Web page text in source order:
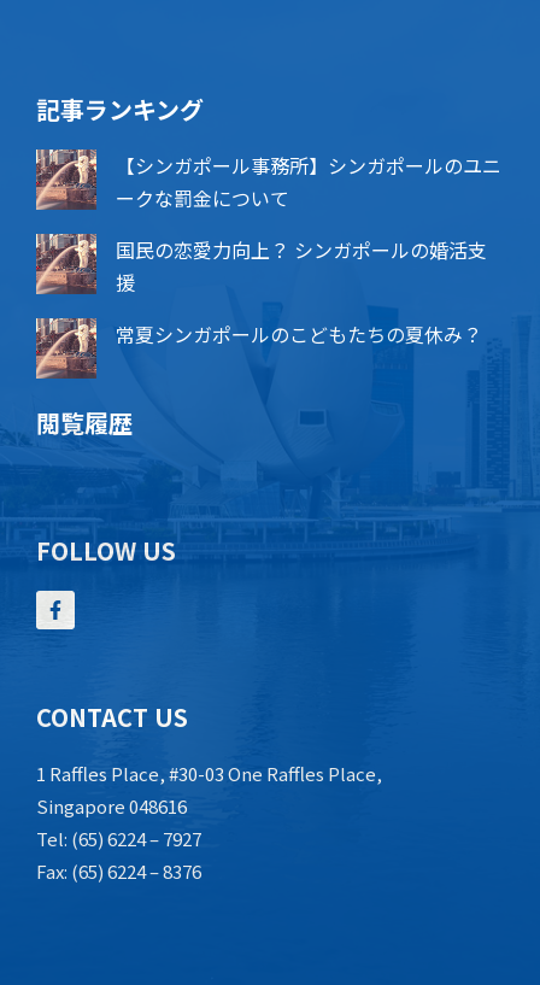
記事ランキング
【シンガポール事務所】シンガポールのユニ
ークな罰金について
国民の恋愛力向上？ シンガポールの婚活支
援
常夏シンガポールのこどもたちの夏休み？
閲覧履歴
FOLLOW US
CONTACT US
1 Raffles Place, #30-03 One Raffles Place,
Singapore 048616
Tel: (65) 6224 – 7927
Fax: (65) 6224 – 8376